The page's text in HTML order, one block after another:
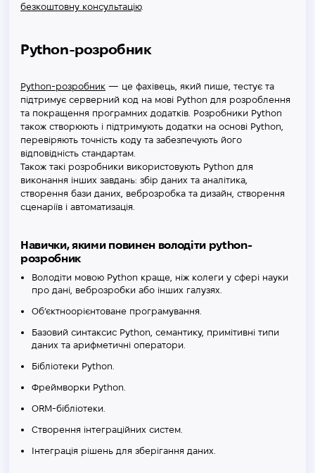
безкоштовну консультацію.
Python-розробник
Python-розробник — це фахівець, який пише, тестує та
підтримує серверний код на мові Python для розроблення
та покращення програмних додатків. Розробники Python
також створюють і підтримують додатки на основі Python,
перевіряють точність коду та забезпечують його
відповідність стандартам.
Також такі розробники використовують Python для
виконання інших завдань: збір даних та аналітика,
створення бази даних, веброзробка та дизайн, створення
сценаріїв і автоматизація.
Навички, якими повинен володіти python-
розробник
Володіти мовою Python краще, ніж колеги у сфері науки
про дані, веброзробки або інших галузях.
Об’єктноорієнтоване програмування.
Базовий синтаксис Python, семантику, примітивні типи
даних та арифметичні оператори.
Бібліотеки Python.
Фреймворки Python.
ORM-бібліотеки.
Створення інтеграційних систем.
Інтеграція рішень для зберігання даних.